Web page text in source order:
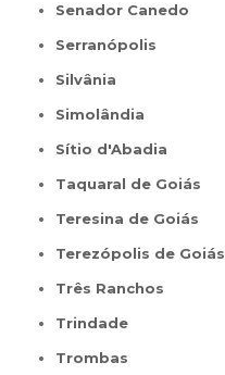
Senador Canedo
Serranópolis
Silvânia
Simolândia
Sítio d'Abadia
Taquaral de Goiás
Teresina de Goiás
Terezópolis de Goiás
Três Ranchos
Trindade
Trombas